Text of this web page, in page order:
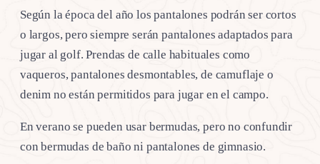
Según la época del año los pantalones podrán ser cortos
o largos, pero siempre serán pantalones adaptados para
jugar al golf. Prendas de calle habituales como
vaqueros, pantalones desmontables, de camuflaje o
denim no están permitidos para jugar en el campo.
En verano se pueden usar bermudas, pero no confundir
con bermudas de baño ni pantalones de gimnasio.